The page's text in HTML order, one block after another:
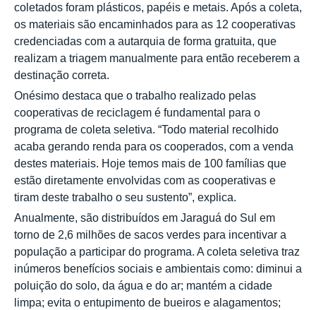
coletados foram plásticos, papéis e metais. Após a coleta,
os materiais são encaminhados para as 12 cooperativas
credenciadas com a autarquia de forma gratuita, que
realizam a triagem manualmente para então receberem a
destinação correta.
Onésimo destaca que o trabalho realizado pelas
cooperativas de reciclagem é fundamental para o
programa de coleta seletiva. “Todo material recolhido
acaba gerando renda para os cooperados, com a venda
destes materiais. Hoje temos mais de 100 famílias que
estão diretamente envolvidas com as cooperativas e
tiram deste trabalho o seu sustento”, explica.
Anualmente, são distribuídos em Jaraguá do Sul em
torno de 2,6 milhões de sacos verdes para incentivar a
população a participar do programa. A coleta seletiva traz
inúmeros benefícios sociais e ambientais como: diminui a
poluição do solo, da água e do ar; mantém a cidade
limpa; evita o entupimento de bueiros e alagamentos;